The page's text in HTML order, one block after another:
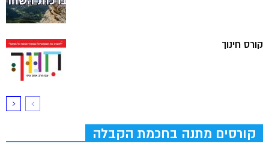
קורס חינוך
קורסים מתנה בחכמת הקבלה